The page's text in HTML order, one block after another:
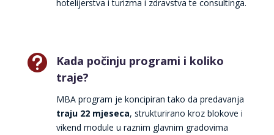
hotelijerstva i turizma i zdravstva te consultinga.

Kada počinju programi i koliko
traje?
MBA program je koncipiran tako da predavanja
traju 22 mjeseca, strukturirano kroz blokove i
vikend module u raznim glavnim gradovima